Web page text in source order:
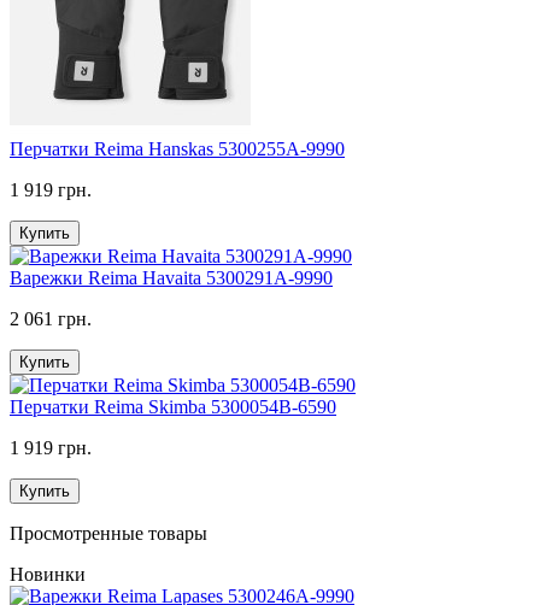
Перчатки Reima Hanskas 5300255A-9990
1 919 грн.
Купить
Варежки Reima Havaita 5300291A-9990
2 061 грн.
Купить
Перчатки Reima Skimba 5300054B-6590
1 919 грн.
Купить
Просмотренные товары
Новинки